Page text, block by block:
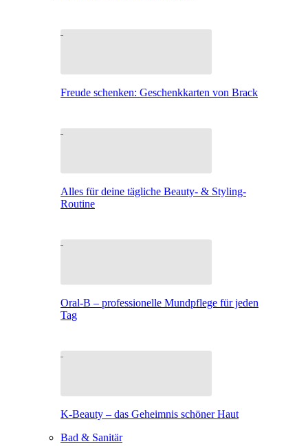
Freude schenken: Geschenkkarten von Brack
Alles für deine tägliche Beauty- & Styling-
Routine
Oral-B – professionelle Mundpflege für jeden
Tag
K-Beauty – das Geheimnis schöner Haut
Bad & Sanitär